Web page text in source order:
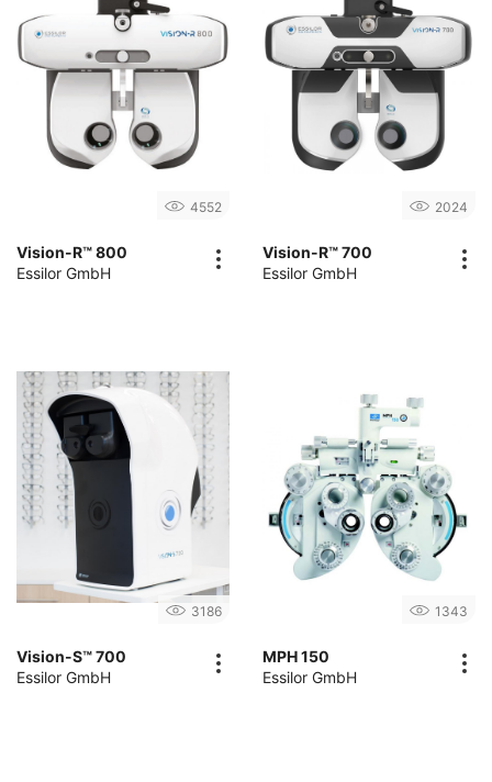
4552
Vision-R™ 800
Essilor GmbH
2024
Vision-R™ 700
Essilor GmbH
3186
Vision-S™ 700
Essilor GmbH
1343
MPH 150
Essilor GmbH